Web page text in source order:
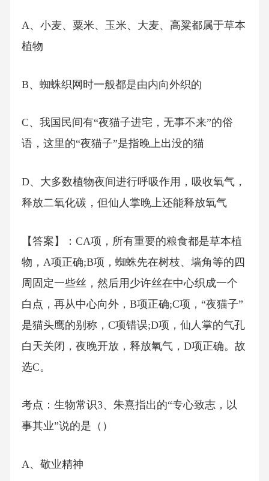
A、小麦、粟米、玉米、大麦、高粱都属于草本
植物
B、蜘蛛织网时一般都是由内向外织的
C、我国民间有“夜猫子进宅，无事不来”的俗
语，这里的“夜猫子”是指晚上出没的猫
D、大多数植物夜间进行呼吸作用，吸收氧气，
释放二氧化碳，但仙人掌晚上还能释放氧气
【答案】：CA项，所有重要的粮食都是草本植
物，A项正确;B项，蜘蛛先在树枝、墙角等的四
周固定一些丝，然后用少许丝在中心织成一个
白点，再从中心向外，B项正确;C项，“夜猫子”
是猫头鹰的别称，C项错误;D项，仙人掌的气孔
白天关闭，夜晚开放，释放氧气，D项正确。故
选C。
考点：生物常识3、朱熹指出的“专心致志，以
事其业”说的是（）
A、敬业精神